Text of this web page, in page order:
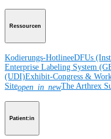
Ressourcen
Kodierungs-HotlineeDFUs
Enterprise Labeling System
(UDI)Exhibit-Congress &
Siteopen_in_newThe Arthrex
Patient:in